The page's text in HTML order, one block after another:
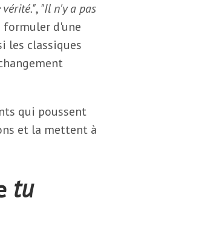
,"Il n'y a pas
formuler d'une
les classiques
qui poussent
et la mettent à
tu